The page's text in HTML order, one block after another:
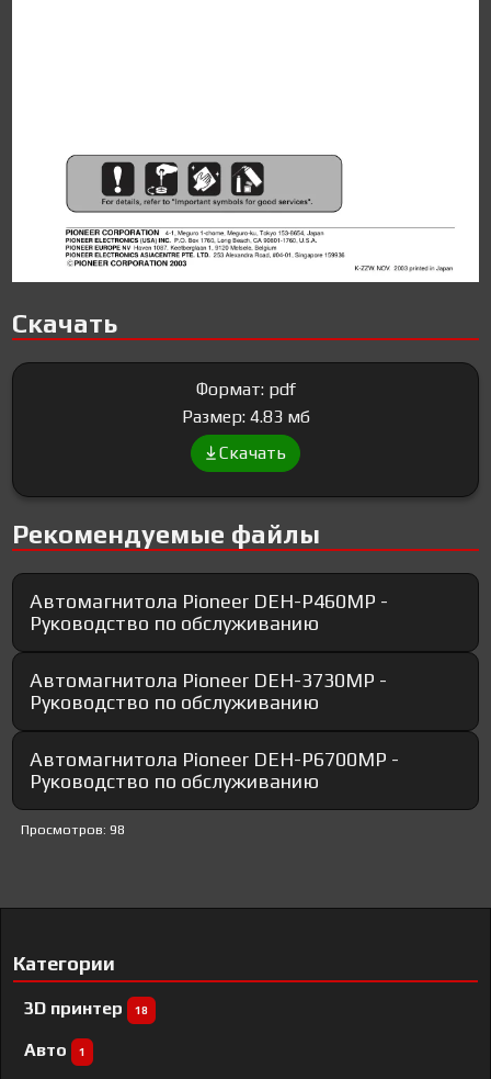
Скачать
Формат: pdf
Размер: 4.83 мб
Скачать
Рекомендуемые файлы
Автомагнитола Pioneer DEH-P460MP -
Руководство по обслуживанию
Автомагнитола Pioneer DEH-3730MP -
Руководство по обслуживанию
Автомагнитола Pioneer DEH-P6700MP -
Руководство по обслуживанию
Просмотров: 98
Категории
3D принтер 18
Авто 1